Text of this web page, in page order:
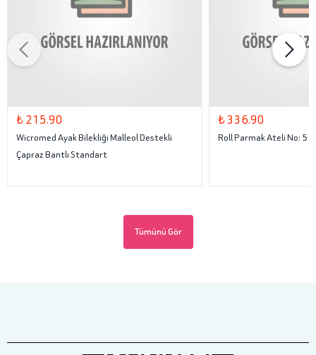
₺ 215.90
Wicromed Ayak Bilekliği Malleol Destekli
Çapraz Bantlı Standart
₺ 336.90
Roll Parmak Ateli No: 5
Tümünü Gör